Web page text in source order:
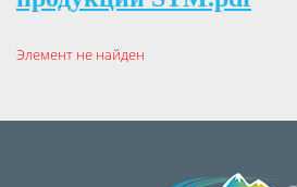
Элемент не найден